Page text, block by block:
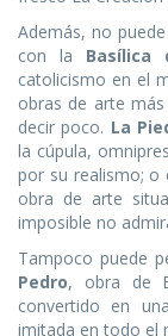
Además, no
con la Basílica
catolicismo en el
obras de arte
decir poco. La
la cúpula,
por su realismo; o
obra de arte
imposible no
Tampoco puede
Pedro, obra de
convertido en
imitada en todo el